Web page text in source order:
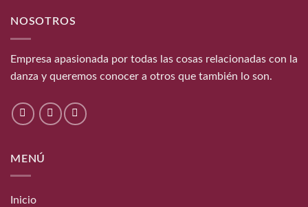
NOSOTROS
Empresa apasionada por todas las cosas relacionadas con la
danza y queremos conocer a otros que también lo son.
MENÚ
Inicio